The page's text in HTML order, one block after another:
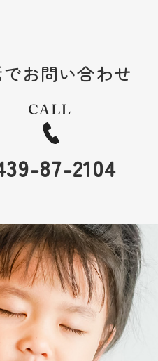
お問い合わせ
87-2104